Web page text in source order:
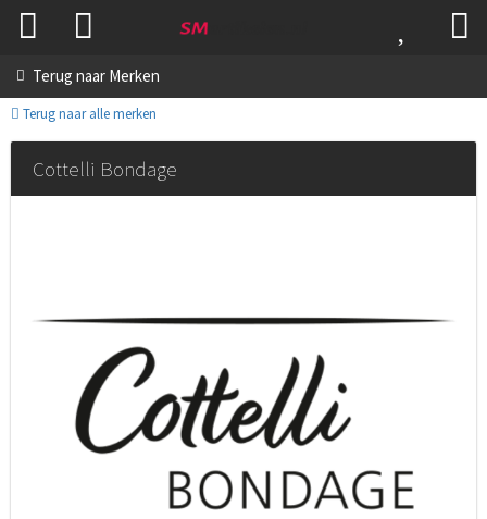
Terug naar Merken
Terug naar alle merken
Cottelli Bondage